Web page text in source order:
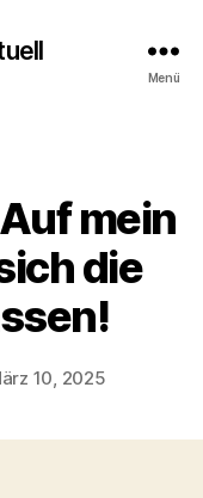
Menü
mein
die
10, 2025